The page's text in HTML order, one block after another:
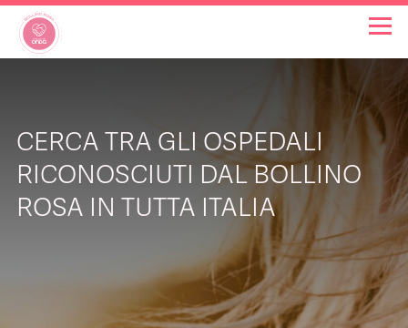
INIZIATIVE
NOTIZIE
CERCA TRA GLI OSPEDALI
RICONOSCIUTI DAL BOLLINO
ROSA IN TUTTA ITALIA